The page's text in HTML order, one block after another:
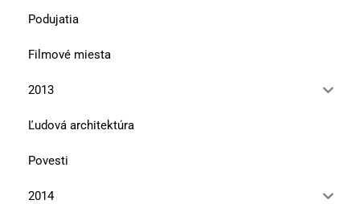
Podujatia
Filmové miesta
2013
Ľudová architektúra
Povesti
2014